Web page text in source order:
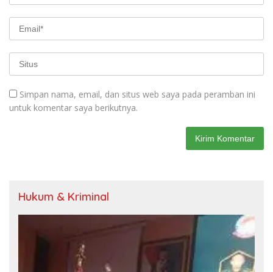
Simpan nama, email, dan situs web saya pada peramban ini
untuk komentar saya berikutnya.
Hukum & Kriminal